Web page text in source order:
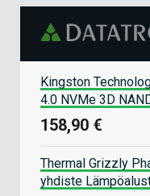
Kingston
4.0 NVMe 3D
158,90 €
Thermal Grizzly
yhdiste